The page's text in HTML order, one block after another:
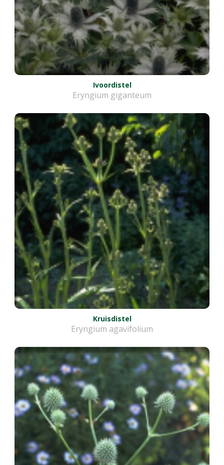
Ivoordistel
Eryngium giganteum
Kruisdistel
Eryngium agavifolium